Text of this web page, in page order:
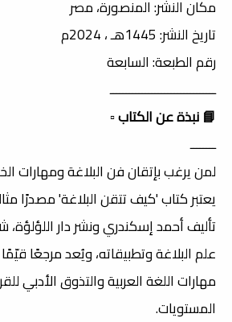
مكان النشر: المنصورة، مصر
تاريخ النشر: 1445هـ ، 2024م
رقم الطبعة: السابعة
ـــــــــــــــــــــــــــــــــ
📘 نبذة عن الكتاب▫️
ــــــــ
لمن يرغب بإتقان فن البلاغة ومهارات
يعتبر كتاب 'كيف تتقن البلاغة' مصدرًا
تأليف أحمد إسكندري ونشر دار اللؤلؤة،
علم البلاغة وتطبيقاته، ويُعد مرجعًا
مهارات اللغة العربية والتذوق الأدبي
المستويات.